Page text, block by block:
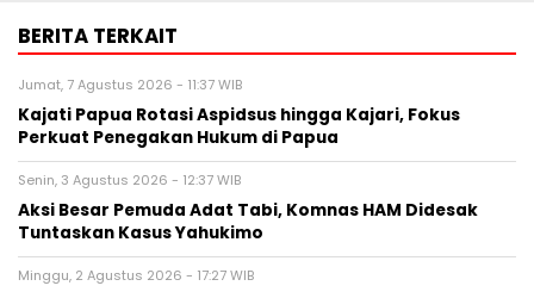
BERITA TERKAIT
Jumat, 7 Agustus 2026 - 11:37 WIB
Kajati Papua Rotasi Aspidsus hingga Kajari, Fokus
Perkuat Penegakan Hukum di Papua
Senin, 3 Agustus 2026 - 12:37 WIB
Aksi Besar Pemuda Adat Tabi, Komnas HAM Didesak
Tuntaskan Kasus Yahukimo
Minggu, 2 Agustus 2026 - 17:27 WIB